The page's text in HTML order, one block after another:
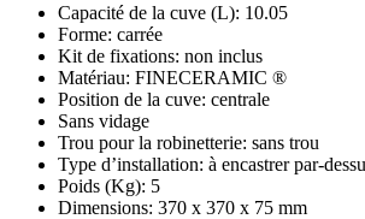
Capacité de la cuve (L): 10.05
Forme: carrée
Kit de fixations: non inclus
Matériau: FINECERAMIC ®
Position de la cuve: centrale
Sans vidage
Trou pour la robinetterie: sans trou
Type d’installation: à encastrer par-
Poids (Kg): 5
Dimensions: 370 x 370 x 75 mm